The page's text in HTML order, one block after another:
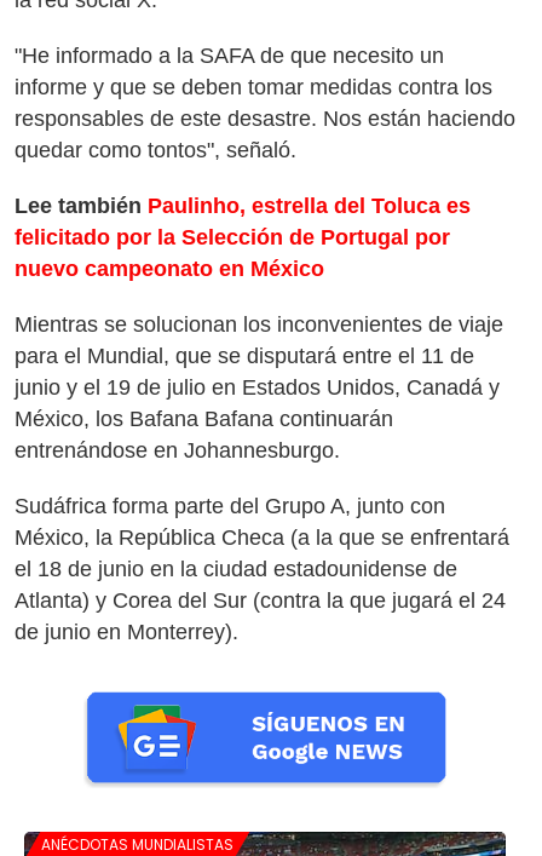
"He informado a la SAFA de que necesito un
informe y que se deben tomar medidas contra los
responsables de este desastre. Nos están haciendo
quedar como tontos", señaló.
Lee también Paulinho, estrella del Toluca es
felicitado por la Selección de Portugal por
nuevo campeonato en México
Mientras se solucionan los inconvenientes de viaje
para el Mundial, que se disputará entre el 11 de
junio y el 19 de julio en Estados Unidos, Canadá y
México, los Bafana Bafana continuarán
entrenándose en Johannesburgo.
Sudáfrica forma parte del Grupo A, junto con
México, la República Checa (a la que se enfrentará
el 18 de junio en la ciudad estadounidense de
Atlanta) y Corea del Sur (contra la que jugará el 24
de junio en Monterrey).
ANÉCDOTAS MUNDIALISTAS